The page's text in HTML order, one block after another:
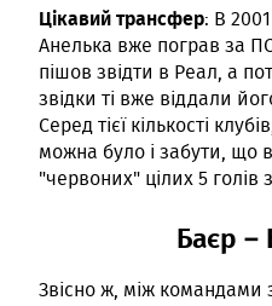
Цікавий трансфер: В
Анелька вже пограв за
пішов звідти в Реал, а
звідки ті вже віддали
Серед тієї кількості
можна було і забути, що
"червоних" цілих 5 голів
Баєр –
Звісно ж, між командами